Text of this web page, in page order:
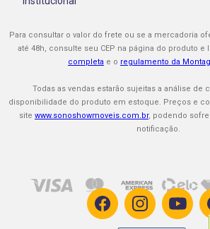
Formas de Pagamento
Procon-RJ
Políticas de Entrega
Políticas de Montagem
Políticas de Assistência Técnica
Nossas Lojas
Faça seu Cartão Mastercard
Impermeabilização
Para consultar o valor do frete ou se a mercadoria
até 48h, consulte seu CEP na página do produto e
completa e o regulamento da
Todas as vendas estarão sujeitas a análise de
disponibilidade do produto em estoque. Preços e
site www.sonoshowmoveis.com.br, podendo
notificação.